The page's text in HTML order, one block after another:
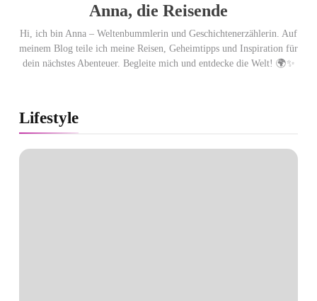
Anna, die Reisende
Hi, ich bin Anna – Weltenbummlerin und Geschichtenerzählerin. Auf
meinem Blog teile ich meine Reisen, Geheimtipps und Inspiration für
dein nächstes Abenteuer. Begleite mich und entdecke die Welt! 🌍✨
Lifestyle